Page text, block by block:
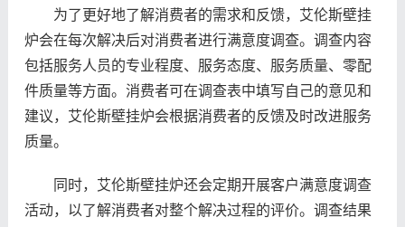
为了更好地了解消费者的需求和反馈，艾伦斯壁挂
炉会在每次解决后对消费者进行满意度调查。调查内容
包括服务人员的专业程度、服务态度、服务质量、零配
件质量等方面。消费者可在调查表中填写自己的意见和
建议，艾伦斯壁挂炉会根据消费者的反馈及时改进服务
质量。
同时，艾伦斯壁挂炉还会定期开展客户满意度调查
活动，以了解消费者对整个解决过程的评价。调查结果